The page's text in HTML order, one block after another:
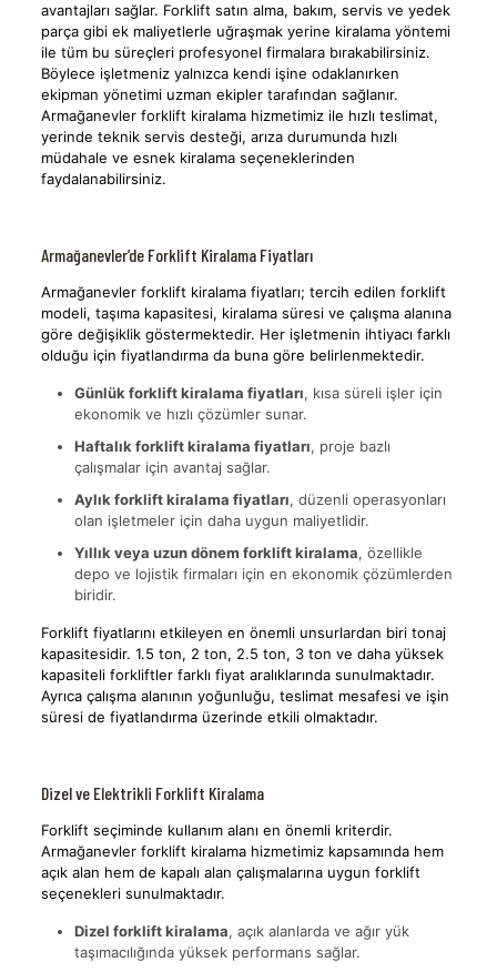
avantajları sağlar. Forklift satın alma, bakım, servis ve yedek
parça gibi ek maliyetlerle uğraşmak yerine kiralama yöntemi
ile tüm bu süreçleri profesyonel firmalara bırakabilirsiniz.
Böylece işletmeniz yalnızca kendi işine odaklanırken
ekipman yönetimi uzman ekipler tarafından sağlanır.
Armağanevler forklift kiralama hizmetimiz ile hızlı teslimat,
yerinde teknik servis desteği, arıza durumunda hızlı
müdahale ve esnek kiralama seçeneklerinden
faydalanabilirsiniz.
Armağanevler’de Forklift Kiralama Fiyatları
Armağanevler forklift kiralama fiyatları; tercih edilen forklift
modeli, taşıma kapasitesi, kiralama süresi ve çalışma alanına
göre değişiklik göstermektedir. Her işletmenin ihtiyacı farklı
olduğu için fiyatlandırma da buna göre belirlenmektedir.
Günlük forklift kiralama fiyatları, kısa süreli işler için
ekonomik ve hızlı çözümler sunar.
Haftalık forklift kiralama fiyatları, proje bazlı
çalışmalar için avantaj sağlar.
Aylık forklift kiralama fiyatları, düzenli operasyonları
olan işletmeler için daha uygun maliyetlidir.
Yıllık veya uzun dönem forklift kiralama, özellikle
depo ve lojistik firmaları için en ekonomik çözümlerden
biridir.
Forklift fiyatlarını etkileyen en önemli unsurlardan biri tonaj
kapasitesidir. 1.5 ton, 2 ton, 2.5 ton, 3 ton ve daha yüksek
kapasiteli forkliftler farklı fiyat aralıklarında sunulmaktadır.
Ayrıca çalışma alanının yoğunluğu, teslimat mesafesi ve işin
süresi de fiyatlandırma üzerinde etkili olmaktadır.
Dizel ve Elektrikli Forklift Kiralama
Forklift seçiminde kullanım alanı en önemli kriterdir.
Armağanevler forklift kiralama hizmetimiz kapsamında hem
açık alan hem de kapalı alan çalışmalarına uygun forklift
seçenekleri sunulmaktadır.
Dizel forklift kiralama, açık alanlarda ve ağır yük
taşımacılığında yüksek performans sağlar.